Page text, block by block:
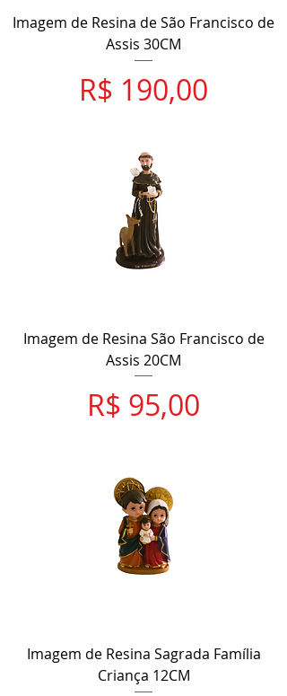
Imagem de Resina de São Francisco de
Assis 30CM
Preço
R$ 190,00
Imagem de Resina São Francisco de
Assis 20CM
Preço
R$ 95,00
Imagem de Resina Sagrada Família
Criança 12CM